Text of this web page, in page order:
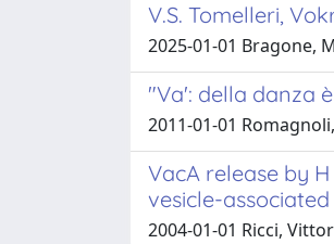
V.S. Tomelleri,
2025-01-01 Bragone,
"Va': della danza
2011-01-01
VacA release by
vesicle-
2004-01-01 Ricci,